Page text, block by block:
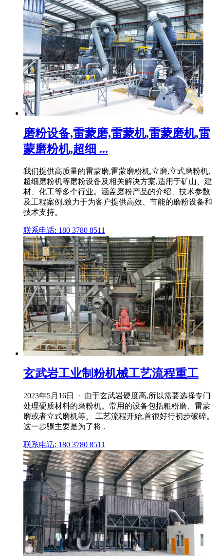
磨粉设备,雷蒙磨,雷蒙机,雷蒙磨机,雷
蒙磨粉机,超细 ...
我们提供高质量的雷蒙磨,雷蒙磨粉机,立磨,立式磨粉机,
超细磨粉机等磨粉设备及相关解决方案,适用于矿山、建
材、化工等多个行业。涵盖磨粉产品的介绍、技术参数
及工程案例,致力于为客户提供高效、节能的磨粉设备和
技术支持。
联系电话: 180 3780 8511
玄武岩工业制粉机械工艺流程重工
2023年5月16日 · 由于玄武岩硬度高,所以需要选择专门
处理硬质材料的磨粉机。常用的设备包括粗粉磨、雷蒙
磨或者立式磨机等。 工艺流程开始,首很好行初步破碎。
这一步骤主要是为了将 .
联系电话: 180 3780 8511